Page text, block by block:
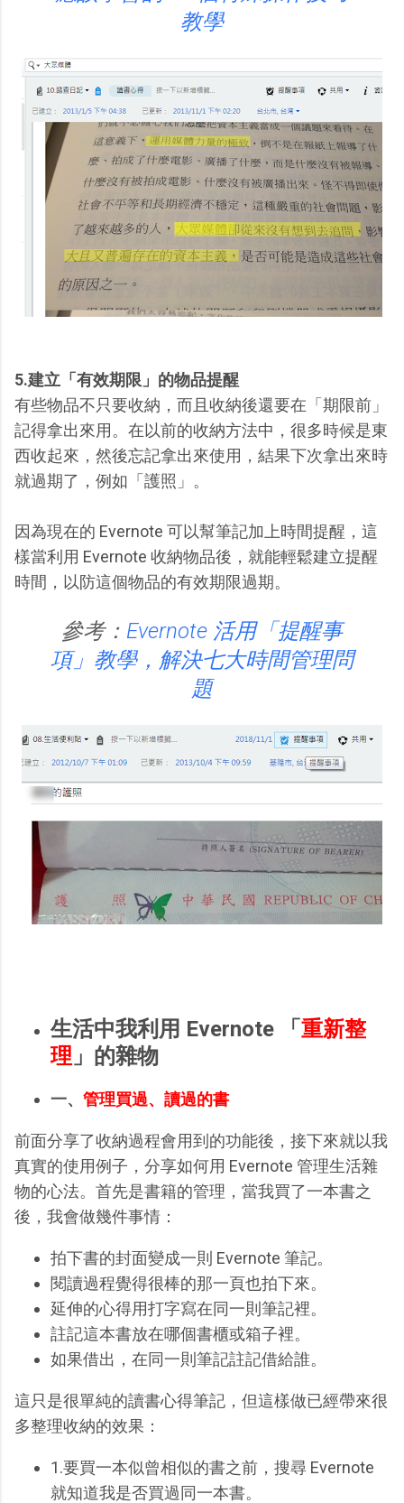
教學
5.建立「有效期限」的物品提醒
有些物品不只要收納，而且收納後還要在「期限前」
記得拿出來用。在以前的收納方法中，很多時候是東
西收起來，然後忘記拿出來使用，結果下次拿出來時
就過期了，例如「護照」。
因為現在的 Evernote 可以幫筆記加上時間提醒，這
樣當利用 Evernote 收納物品後，就能輕鬆建立提醒
時間，以防這個物品的有效期限過期。
參考： Evernote 活用「提醒事
項」教學，解決七大時間管理問
題
生活中我利用 Evernote 「 重新整
理 」的雜物
一、 管理買過、讀過的書
前面分享了收納過程會用到的功能後，接下來就以我
真實的使用例子，分享如何用 Evernote 管理生活雜
物的心法。首先是書籍的管理，當我買了一本書之
後，我會做幾件事情：
拍下書的封面變成一則 Evernote 筆記。
閱讀過程覺得很棒的那一頁也拍下來。
延伸的心得用打字寫在同一則筆記裡。
註記這本書放在哪個書櫃或箱子裡。
如果借出，在同一則筆記註記借給誰。
這只是很單純的讀書心得筆記，但這樣做已經帶來很
多整理收納的效果：
1.要買一本似曾相似的書之前，搜尋 Evernote
就知道我是否買過同一本書。